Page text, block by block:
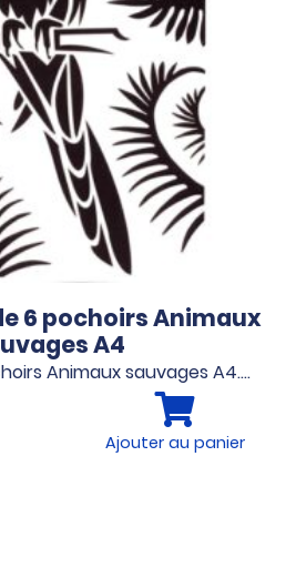
6 pochoirs Animaux
A4
Animaux sauvages A4.…
Ajouter au panier